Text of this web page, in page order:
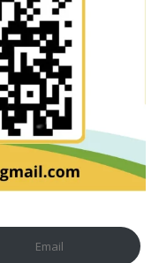
Email